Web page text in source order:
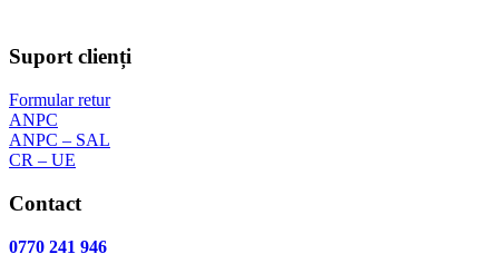
Suport clienți
Formular retur
ANPC
ANPC – SAL
CR – UE
Contact
0770 241 946